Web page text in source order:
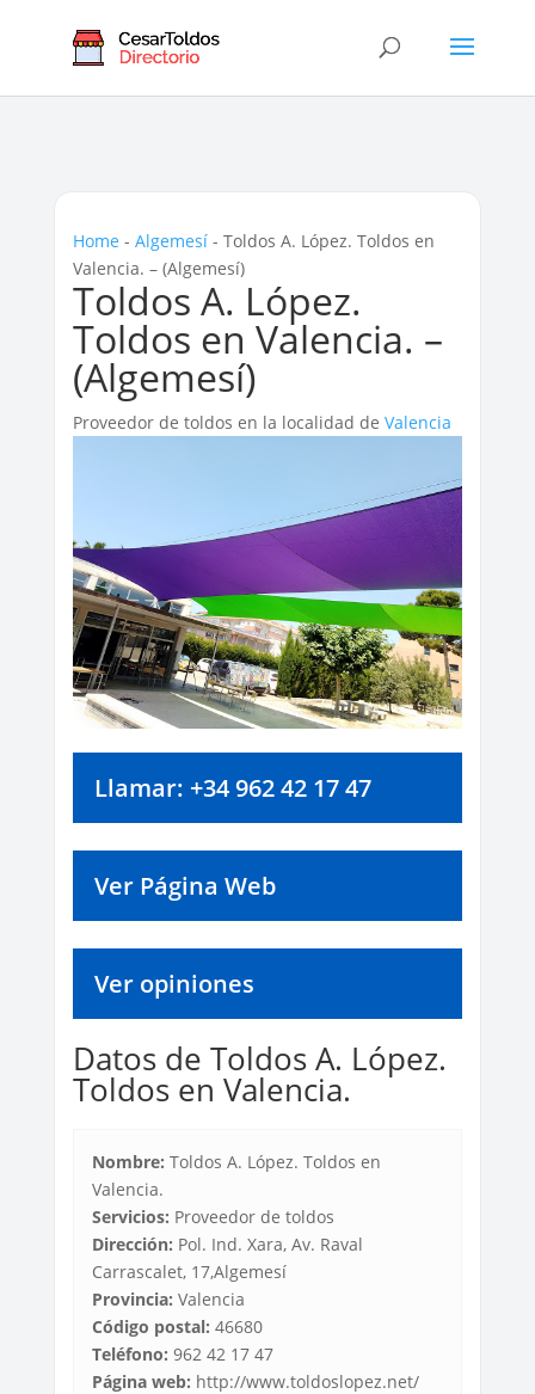
Home - Algemesí- Toldos A. López. Toldos en
Valencia. – (Algemesí)
Toldos A. López.
Toldos en Valencia. –
(Algemesí)
Proveedor de toldos en la localidad de Valencia
Llamar: +34 962 42 17 47
Ver Página Web
Ver opiniones
Datos de Toldos A. López.
Toldos en Valencia.
Nombre: Toldos A. López. Toldos en
Valencia.
Servicios: Proveedor de toldos
Dirección: Pol. Ind. Xara, Av. Raval
Carrascalet, 17,Algemesí
Provincia: Valencia
Código postal: 46680
Teléfono: 962 42 17 47
Página web: http://www.toldoslopez.net/